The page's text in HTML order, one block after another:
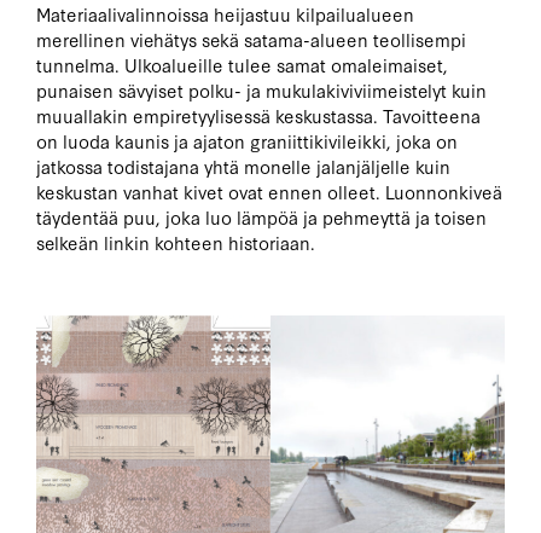
Materiaalivalinnoissa heijastuu kilpailualueen
merellinen viehätys sekä satama-alueen teollisempi
tunnelma. Ulkoalueille tulee samat omaleimaiset,
punaisen sävyiset polku- ja mukulakiviviimeistelyt kuin
muuallakin empiretyylisessä keskustassa. Tavoitteena
on luoda kaunis ja ajaton graniittikivileikki, joka on
jatkossa todistajana yhtä monelle jalanjäljelle kuin
keskustan vanhat kivet ovat ennen olleet. Luonnonkiveä
täydentää puu, joka luo lämpöä ja pehmeyttä ja toisen
selkeän linkin kohteen historiaan.